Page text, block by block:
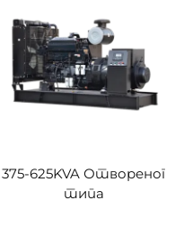
375-625KVA Отвореног
типа